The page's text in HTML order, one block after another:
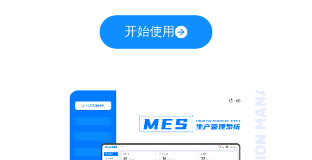
开始使用